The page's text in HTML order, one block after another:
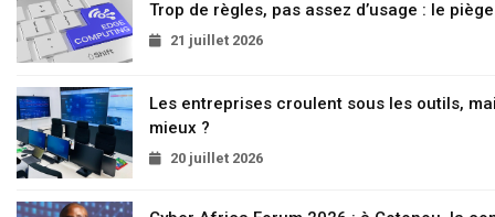
Trop de règles, pas assez d’usage : le
21 juillet 2026
Les entreprises croulent sous les outils,
mieux ?
20 juillet 2026